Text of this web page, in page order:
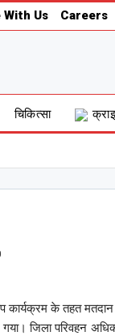
Us Careers
चिकित्सा
कार्यक्रम के तहत
गया। जिला परिवहन